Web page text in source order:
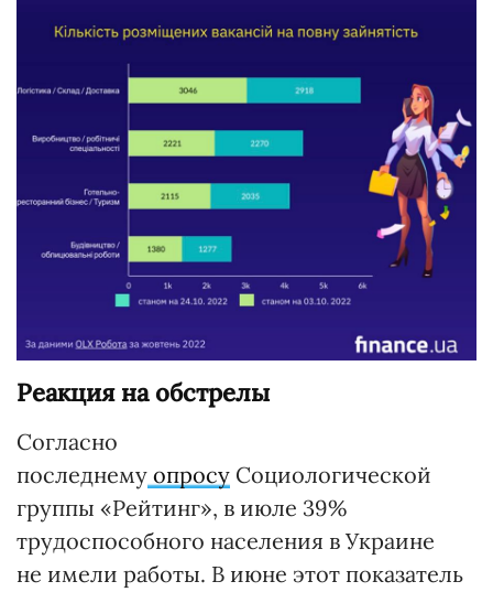
Реакция на обстрелы
Согласно
последнему опросу Социологической
группы «Рейтинг», в июле 39%
трудоспособного населения в Украине
не имели работы. В июне этот показатель